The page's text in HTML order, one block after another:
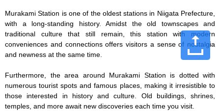
Murakami Station is one of the oldest stations in Niigata Prefecture,
with a long-standing history. Amidst the old townscapes and
traditional culture that still remain, this station with modern
conveniences and connections offers visitors a sense of nostalgia
and newness at the same time.
Furthermore, the area around Murakami Station is dotted with
numerous tourist spots and famous places, making it irresistible to
those interested in history and culture. Old buildings, shrines,
temples, and more await new discoveries each time you visit.